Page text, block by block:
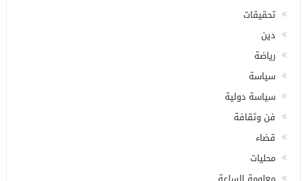
تحقيقات
دين
رياضة
سياسة
سياسة دولية
فن وثقافة
قضاء
محليات